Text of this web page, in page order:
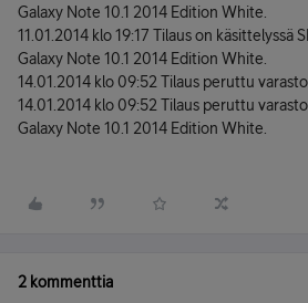
Galaxy Note 10.1 2014 Edition White.
11.01.2014 klo 19:17 Tilaus on käsittelyssä
Galaxy Note 10.1 2014 Edition White.
14.01.2014 klo 09:52 Tilaus peruttu
14.01.2014 klo 09:52 Tilaus peruttu
Galaxy Note 10.1 2014 Edition White.
2 kommenttia